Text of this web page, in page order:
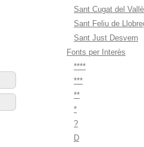
Sant Cugat del
Sant Feliu de
Sant Just Desvern
Fonts per Interès
****
***
**
*
?
D